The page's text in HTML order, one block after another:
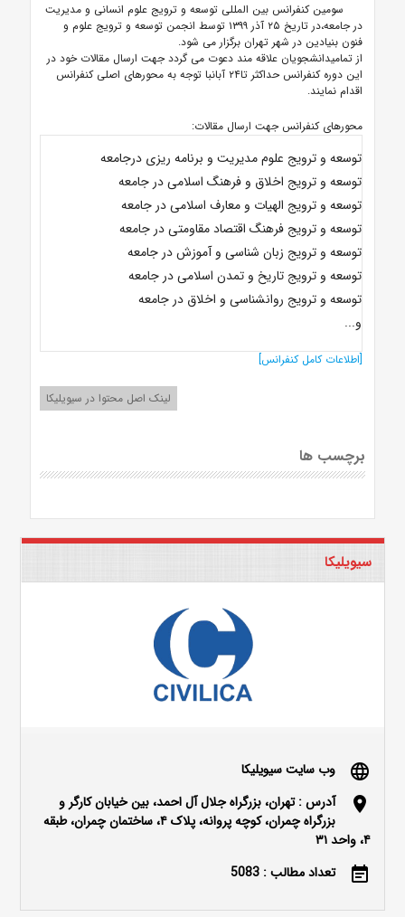
سومین کنفرانس بین المللی توسعه و ترویج علوم انسانی و مدیریت
در جامعه،در تاریخ ۲۵ آذر ۱۳۹۹ توسط انجمن توسعه و ترویج علوم و
فنون بنیادین در شهر تهران برگزار می شود.
از تمامیدانشجویان علاقه مند دعوت می گردد جهت ارسال مقالات خود در
این دوره کنفرانس حداکثر تا۲۴ آبانبا توجه به محورهای اصلی کنفرانس
اقدام نمایند.
محورهای کنفرانس جهت ارسال مقالات:
توسعه و ترویج علوم مدیریت و برنامه ریزی درجامعه
توسعه و ترویج اخلاق و فرهنگ اسلامی در جامعه
توسعه و ترویج الهیات و معارف اسلامی در جامعه
توسعه و ترویج فرهنگ اقتصاد مقاومتی در جامعه
توسعه و ترویج زبان شناسی و آموزش در جامعه
توسعه و ترویج تاریخ و تمدن اسلامی در جامعه
توسعه و ترویج روانشناسی و اخلاق در جامعه
و...
[اطلاعات کامل کنفرانس]
لینک اصل محتوا در سیویلیکا
برچسب ها
سیویلیکا
language وب سایت سیویلیکا
location_on
آدرس : تهران، بزرگراه جلال آل احمد، بین خیابان کارگر و
بزرگراه چمران، کوچه پروانه، پلاک ۴، ساختمان چمران، طبقه
۴، واحد ۳۱
event_note تعداد مطالب : 5083